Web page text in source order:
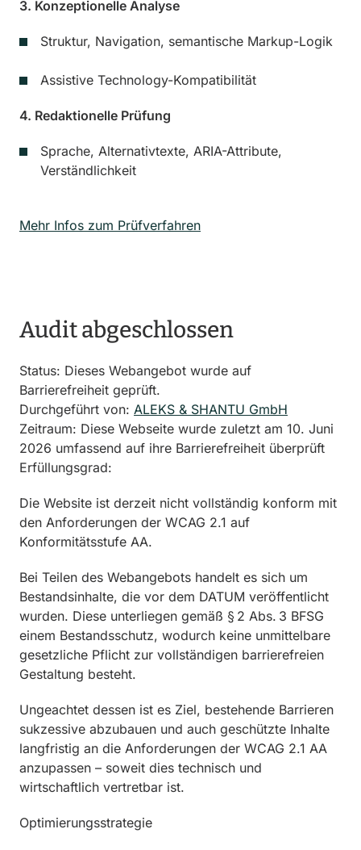
3. Konzeptionelle Analyse
Struktur, Navigation, semantische Markup-Logik
Assistive Technology-Kompatibilität
4. Redaktionelle Prüfung
Sprache, Alternativtexte, ARIA-Attribute,
Verständlichkeit
Mehr Infos zum Prüfverfahren
Audit abgeschlossen
Status: Dieses Webangebot wurde auf
Barrierefreiheit geprüft.
Durchgeführt von: ALEKS & SHANTU GmbH
Zeitraum: Diese Webseite wurde zuletzt am 10. Juni
2026 umfassend auf ihre Barrierefreiheit überprüft
Erfüllungsgrad:
Die Website ist derzeit nicht vollständig konform mit
den Anforderungen der WCAG 2.1 auf
Konformitätsstufe AA.
Bei Teilen des Webangebots handelt es sich um
Bestandsinhalte, die vor dem DATUM veröffentlicht
wurden. Diese unterliegen gemäß § 2 Abs. 3 BFSG
einem Bestandsschutz, wodurch keine unmittelbare
gesetzliche Pflicht zur vollständigen barrierefreien
Gestaltung besteht.
Ungeachtet dessen ist es Ziel, bestehende Barrieren
sukzessive abzubauen und auch geschützte Inhalte
langfristig an die Anforderungen der WCAG 2.1 AA
anzupassen – soweit dies technisch und
wirtschaftlich vertretbar ist.
Optimierungsstrategie